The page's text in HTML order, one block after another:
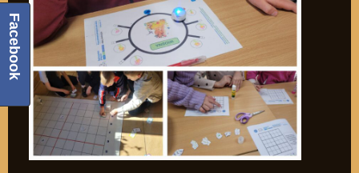
Facebook